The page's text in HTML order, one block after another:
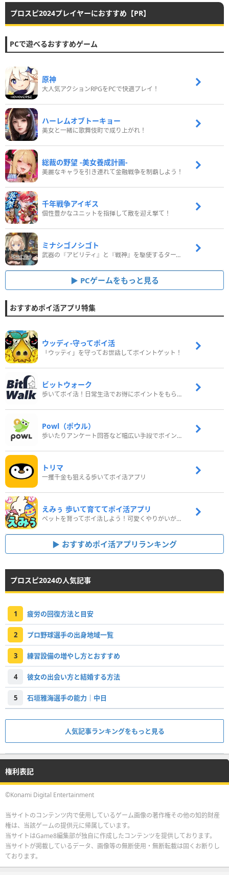
プロスピ2024プレイヤーにおすすめ【PR】
PCで遊べるおすすめゲーム
原神
大人気アクションRPGをPCで快適プレイ！
ハーレムオブトーキョー
美女と一緒に歌舞伎町で成り上がれ！
総裁の野望 -美女養成計画-
美麗なキャラを引き連れて金融戦争を制覇しよう！
千年戦争アイギス
個性豊かなユニットを指揮して敵を迎え撃て！
ミナシゴノシゴト
武器の『アビリティ』と『戦神』を駆使するターン制コマンドバトルRPG！
PCゲームをもっと見る
おすすめポイ活アプリ特集
ウッディ‐守ってポイ活
「ウッディ」を守ってお世話してポイントゲット！
ビットウォーク
歩いてポイ活！日常生活でお得にポイントをもらおう
Powl（ポウル）
歩いたりアンケート回答など幅広い手段でポイントをゲット
トリマ
一攫千金も狙える歩いてポイ活アプリ
えみぅ 歩いて育ててポイ活アプリ
ペットを育ってポイ活しよう！可愛くやりがいがある新感覚アプリ
おすすめポイ活アプリランキング
プロスピ2024の人気記事
1 疲労の回復方法と目安
2 プロ野球選手の出身地域一覧
3 練習設備の増やし方とおすすめ
4 彼女の出会い方と結婚する方法
5 石垣雅海選手の能力｜中日
人気記事ランキングをもっと見る
権利表記
©Konami Digital Entertainment
当サイトのコンテンツ内で使用しているゲーム画像の著作権その他の知的財産
権は、当該ゲームの提供元に帰属しています。
当サイトはGame8編集部が独自に作成したコンテンツを提供しております。
当サイトが掲載しているデータ、画像等の無断使用・無断転載は固くお断りし
ております。